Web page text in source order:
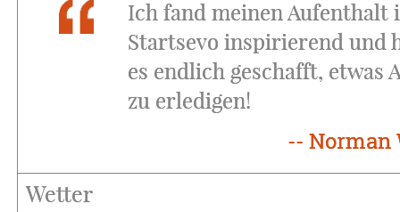
Ich fand meinen Aufenthalt
Startsevo inspirierend und
es endlich geschafft, etwas
zu erledigen!
-- Norman
Wetter